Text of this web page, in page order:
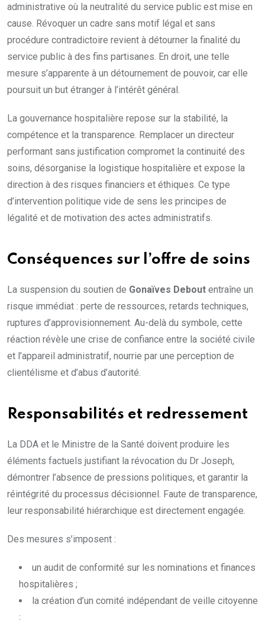
administrative où la neutralité du service public est mise en
cause. Révoquer un cadre sans motif légal et sans
procédure contradictoire revient à détourner la finalité du
service public à des fins partisanes. En droit, une telle
mesure s’apparente à un détournement de pouvoir, car elle
poursuit un but étranger à l’intérêt général.
La gouvernance hospitalière repose sur la stabilité, la
compétence et la transparence. Remplacer un directeur
performant sans justification compromet la continuité des
soins, désorganise la logistique hospitalière et expose la
direction à des risques financiers et éthiques. Ce type
d’intervention politique vide de sens les principes de
légalité et de motivation des actes administratifs.
Conséquences sur l’offre de soins
La suspension du soutien de Gonaïves Debout entraîne un
risque immédiat : perte de ressources, retards techniques,
ruptures d’approvisionnement. Au-delà du symbole, cette
réaction révèle une crise de confiance entre la société civile
et l’appareil administratif, nourrie par une perception de
clientélisme et d’abus d’autorité.
Responsabilités et redressement
La DDA et le Ministre de la Santé doivent produire les
éléments factuels justifiant la révocation du Dr Joseph,
démontrer l’absence de pressions politiques, et garantir la
réintégrité du processus décisionnel. Faute de transparence,
leur responsabilité hiérarchique est directement engagée.
Des mesures s’imposent :
un audit de conformité sur les nominations et finances
hospitalières ;
la création d’un comité indépendant de veille citoyenne
;